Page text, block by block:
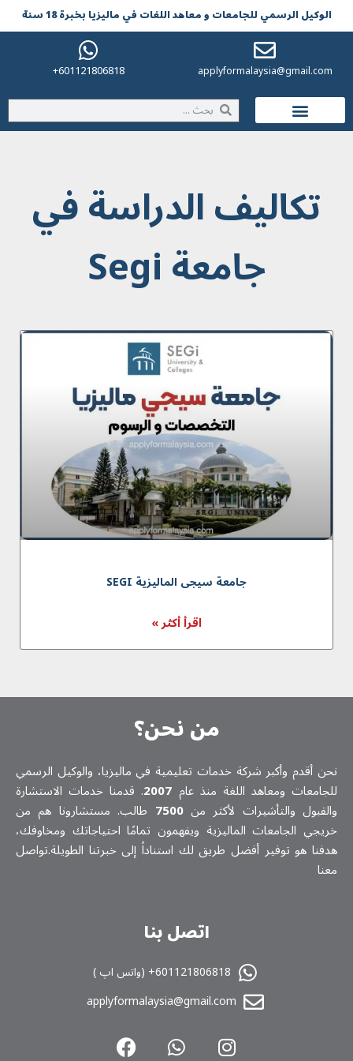
الوکیل الرسمي للجامعات و معاهد اللغات في مالیزیا بخبرة 18 سنة
applyformalaysia@gmail.com
601121806818+
تكاليف الدراسة في
جامعة Segi
جامعة سیجی المالیزیة SEGI
اقرأ أكثر »
من نحن؟
نحن أقدم وأكبر شركة خدمات تعلیمیة في ماليزيا، والوكيل الرسمي
للجامعات ومعاهد اللغة منذ عام 2007. قدمنا خدمات الاستشارة
والقبول والتأشيرات لأكثر من7500 طالب. مستشارونا هم من
خريجي الجامعات الماليزية ويفهمون تمامًا احتياجاتك ومخاوفك،
هدفنا هو توفير أفضل طريق لك استناداً إلى خبرتنا الطويلة.تواصل
معنا
اتصل بنا
601121806818+ (واتس اپ )
applyformalaysia@gmail.com